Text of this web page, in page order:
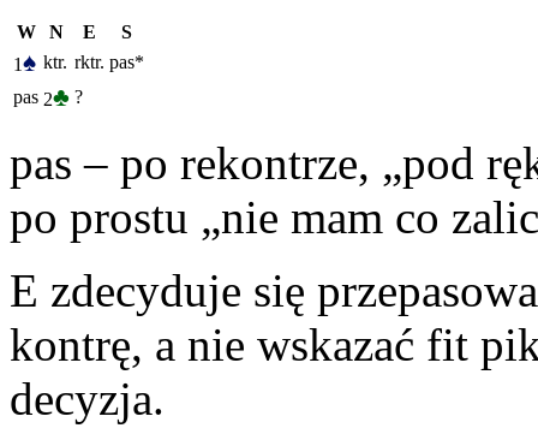
W N E
S
1♠ ktr. rktr. pas*
pas 2♣ ?
pas – po rekontrze, „pod
po prostu „nie mam co
E zdecyduje się
kontrę, a nie wskazać fit
decyzja.